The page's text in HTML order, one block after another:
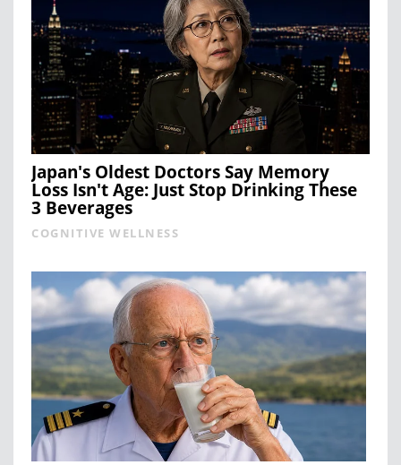
Japan's Oldest Doctors Say Memory
Loss Isn't Age: Just Stop Drinking These
3 Beverages
COGNITIVE WELLNESS